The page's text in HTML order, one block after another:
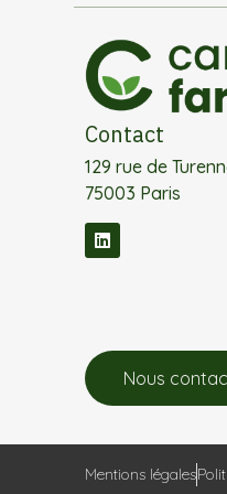
Contact
129 rue de
75003 Paris
Nous
Mentions légales